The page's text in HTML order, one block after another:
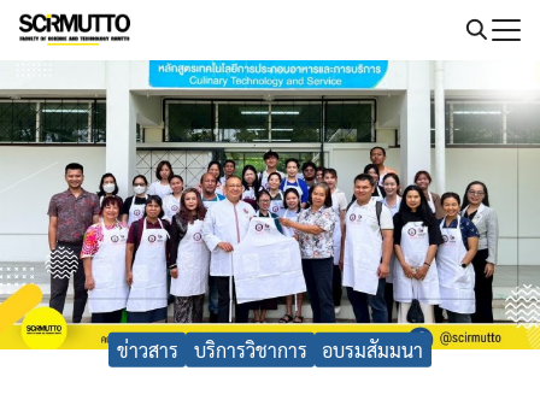
Skip
for:
ข่าวสาร บริการวิชาการ อบรมสัมมนา